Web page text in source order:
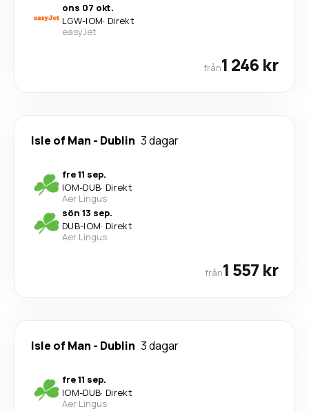
ons 07 okt.
LGW-IOM· Direkt
easyJet
från1 246 kr
Isle of Man - Dublin 3 dagar
fre 11 sep.
IOM-DUB· Direkt
Aer Lingus
sön 13 sep.
DUB-IOM· Direkt
Aer Lingus
från1 557 kr
Isle of Man - Dublin 3 dagar
fre 11 sep.
IOM-DUB· Direkt
Aer Lingus